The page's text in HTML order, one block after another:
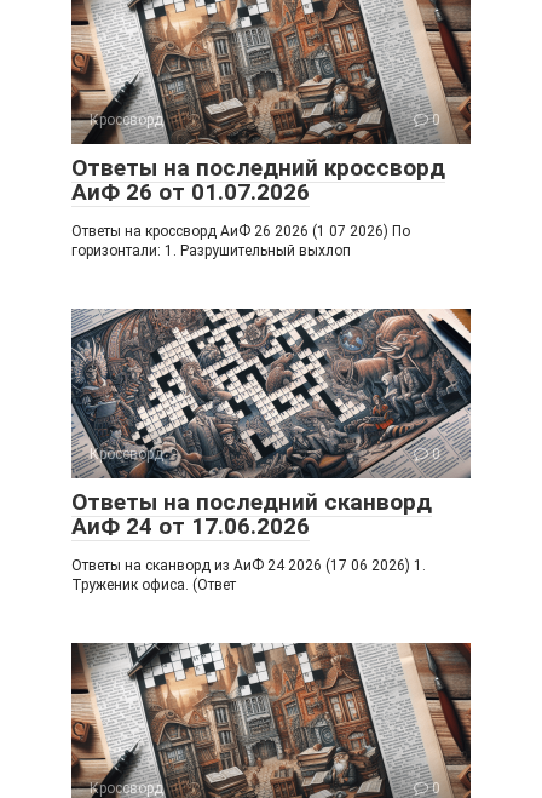
Кроссворд 0
Ответы на последний кроссворд
АиФ 26 от 01.07.2026
Ответы на кроссворд АиФ 26 2026 (1 07 2026) По
горизонтали: 1. Разрушительный выхлоп
Кроссворд 0
Ответы на последний сканворд
АиФ 24 от 17.06.2026
Ответы на сканворд из АиФ 24 2026 (17 06 2026) 1.
Труженик офиса. (Ответ
Кроссворд 0